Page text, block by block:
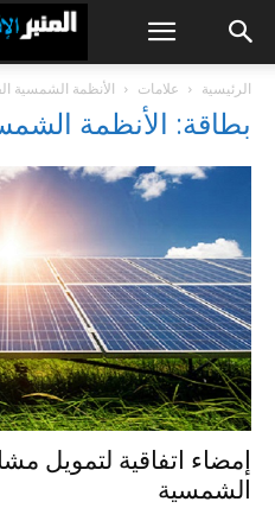
الرئيسية علامات الأنظمة الشمسية
بطاقة: الأنظمة
إمضاء اتفاقية لتمويل
الشمسية